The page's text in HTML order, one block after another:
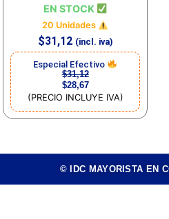
EN STOCK
20 Unidades
$31,12 (incl. iva)
Especial Efectivo
$31,12
$28,67
(PRECIO INCLUYE IVA)
© IDC MAYORISTA EN